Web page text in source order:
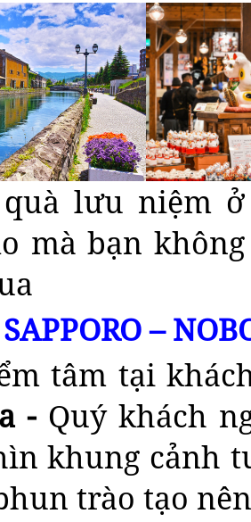
–
tâm tại
- Quý khách
khung cảnh
trào tạo